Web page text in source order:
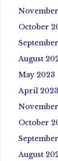
October
August
May 2023
April 2023
October
August